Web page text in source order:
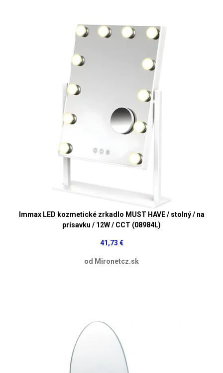
Immax LED kozmetické zrkadlo MUST HAVE / stolný / na
prísavku / 12W / CCT (08984L)
41,73 €
od Mironetcz.sk